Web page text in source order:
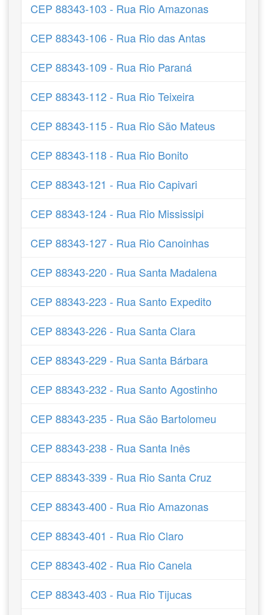
CEP 88343-103 - Rua Rio Amazonas
CEP 88343-106 - Rua Rio das Antas
CEP 88343-109 - Rua Rio Paraná
CEP 88343-112 - Rua Rio Teixeira
CEP 88343-115 - Rua Rio São Mateus
CEP 88343-118 - Rua Rio Bonito
CEP 88343-121 - Rua Rio Capivari
CEP 88343-124 - Rua Rio Mississipi
CEP 88343-127 - Rua Rio Canoinhas
CEP 88343-220 - Rua Santa Madalena
CEP 88343-223 - Rua Santo Expedito
CEP 88343-226 - Rua Santa Clara
CEP 88343-229 - Rua Santa Bárbara
CEP 88343-232 - Rua Santo Agostinho
CEP 88343-235 - Rua São Bartolomeu
CEP 88343-238 - Rua Santa Inês
CEP 88343-339 - Rua Rio Santa Cruz
CEP 88343-400 - Rua Rio Amazonas
CEP 88343-401 - Rua Rio Claro
CEP 88343-402 - Rua Rio Canela
CEP 88343-403 - Rua Rio Tijucas